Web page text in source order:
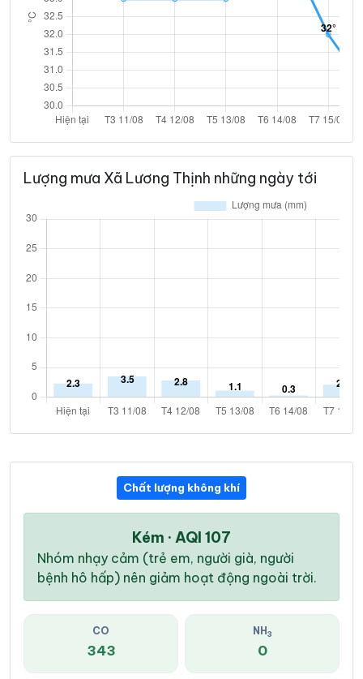
Lượng mưa Xã Lương Thịnh những ngày tới
Chất lượng không khí
Kém · AQI 107
Nhóm nhạy cảm (trẻ em, người già, người
bệnh hô hấp) nên giảm hoạt động ngoài trời.
CO
343
NH 3
0